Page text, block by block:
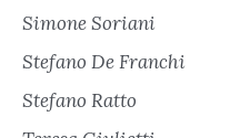
Simone Soriani
Stefano De Franchi
Stefano Ratto